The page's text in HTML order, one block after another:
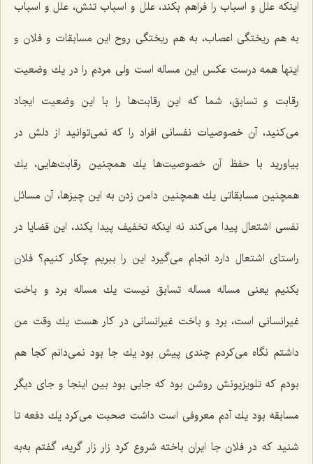
اینكه علل و اسباب را فراهم بكند، علل و اسباب تنش، علل و اسباب
به هم ریختگی اعصاب، به هم ریختگی روح این مسابقات و فلان و
اینها همه درست عكس این مساله است ولی مردم را در یك وضعیت
رقابت و تسابق، شما كه این رقابت‌ها را با این وضعیت ایجاد
می‌كنید، آن خصوصیات نفسانی افراد را كه نمی‌توانید از دلش در
بیاورید با حفظ آن خصوصیت‌ها یك همچنین رقابت‌هایی، یك
همچنین مسابقاتی یك همچنین دامن زدن به این چیزها، آن مسائل
نفسی اشتعال پیدا می‌كند نه اینكه تخفیف پیدا بكند، این قضایا در
راستای اشتعال دارد انجام می‌گیرد این را ببریم چكار كنیم؟ فلان
بكنیم یعنی مساله مساله تسابق نیست یك مساله برد و باخت
غیرانسانی است، برد و باخت غیرانسانی در كار هست یك وقت من
داشتم نگاه می‌كردم چندی پیش بود یك جا بود نمی‌دانم كجا هم
بودم كه تلویزیونش روشن بود كه جایی بود بین اینجا و جای دیگر
مسابقه بود یك آدم معروفی است داشت صحبت می‌كرد یك دفعه تا
شنید كه در فلان جا ایران باخته شروع كرد زار زار گریه، گفتم به‌به